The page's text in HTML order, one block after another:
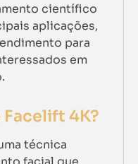
científico
aplicações,
para
em
Facelift 4K?
técnica